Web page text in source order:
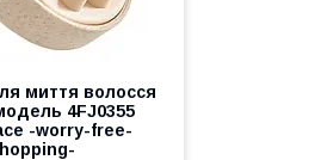
миття волосся
4FJ0355
-worry-free-